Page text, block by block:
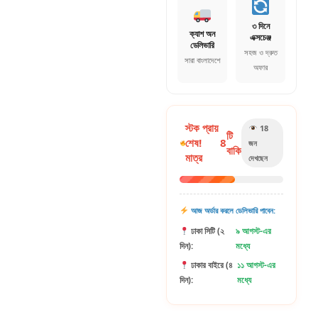
ক্যাশ অন
ডেলিভারি
সারা বাংলাদেশে
৩ দিনে
এক্সচেঞ্জ
সহজ ও দ্রুত
অফার
স্টক প্রায়
শেষ!
মাত্র
8
টি
বাকি
18
জন
দেখছেন
আজ অর্ডার করলে ডেলিভারি পাবেন:
ঢাকা সিটি (২
দিন):
৯ আগস্ট-এর
মধ্যে
ঢাকার বাইরে (৪
দিন):
১১ আগস্ট-এর
মধ্যে